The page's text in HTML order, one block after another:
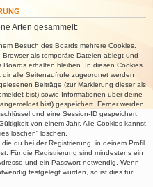
Arten gesammelt:
Besuch des Boards mehrere Cookies.
als temporäre Dateien ablegt und
erhalten bleiben. In diesen Cookies
alle Seitenaufrufe zugeordnet werden
Beiträge (zur Markierung dieser als
bist) sowie Informationen über deine
bist) gespeichert. Ferner werden
und eine Session-ID gespeichert.
von einem Jahr. Alle Cookies kannst
löschen“ löschen.
du bei der Registrierung, in deinem Profil
Für die Registrierung sind mindestens ein
und ein Passwort notwendig. Wenn
festgelegt wurden, so ist dies für